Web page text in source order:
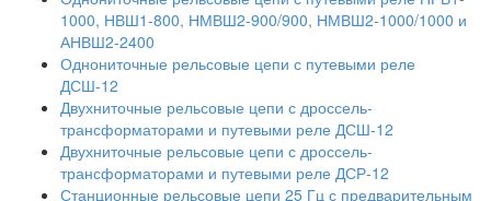
1000, НВШ1-800, НМВШ2-900/900, НМВШ2-1000/1000 и
АНВШ2-2400
Однониточные рельсовые цепи с путевыми реле
ДСШ-12
Двухниточные рельсовые цепи с дроссель-
трансформаторами и путевыми реле ДСШ-12
Двухниточные рельсовые цепи с дроссель-
трансформаторами и путевыми реле ДСР-12
Станционные рельсовые цепи 25 Гц с предварительным